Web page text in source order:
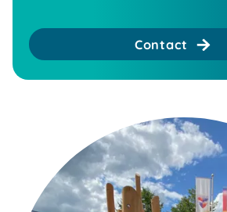
Contact